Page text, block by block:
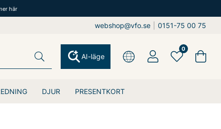
här
webshop@vfo.se 0151-75 00 75
DJUR PRESENTKORT
AI-läge
0